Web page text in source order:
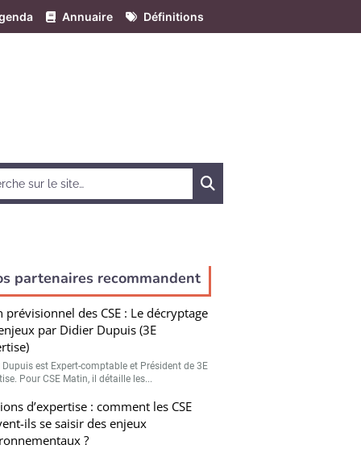
Annuaire Définitions
partenaires recommandent
prévisionnel des CSE : Le décryptage
par Didier Dupuis (3E
Dupuis est Expert-comptable et Président de 3E
Pour CSE Matin, il détaille les...
d’expertise : comment les CSE
ils se saisir des enjeux
?